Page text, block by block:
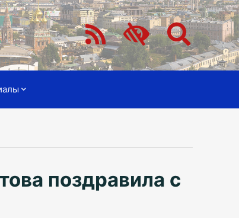
поздравила с